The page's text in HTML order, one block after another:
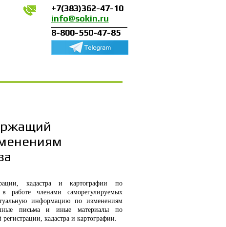
+7(383)362-47-10
info@sokin.ru
8-800-550-47-85
кадастра и картографии по
работе членами саморегулируемых
информацию по изменениям
письма и иные материалы по
кадастра и картографии.